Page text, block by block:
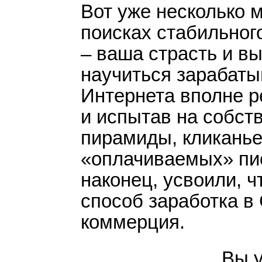
Вот уже несколько
поисках
– ваша страсть и
научиться
Интернета вполне
и испытав на
пирамиды,
«оплачиваемых»
наконец, усвоили,
способ заработка
коммерция.
связанных с
платные курсы
продукты. Но они, как
данном же курсе
что я изучал раньше.
только для "чайников",
разбирается в
с действительно
поражают. Я знаю
приобрел несколько
отличное. На письма
захотите приобрести
сомневайтесь, не